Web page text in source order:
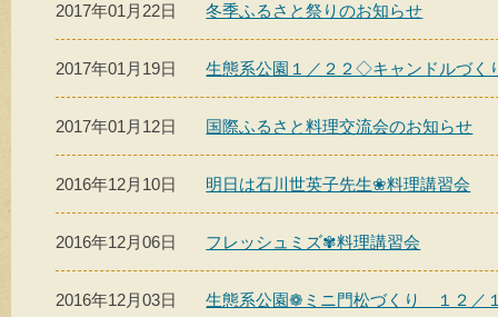
2017年01月22日 冬季ふるさと祭りのお知らせ
2017年01月19日 生態系公園１／２２◇キャンドルづく
2017年01月12日 国際ふるさと料理交流会のお知らせ
2016年12月10日 明日は石川世英子先生❀料理講習会
2016年12月06日 フレッシュミズ✾料理講習会
2016年12月03日 生態系公園❁ミニ門松づくり １２／